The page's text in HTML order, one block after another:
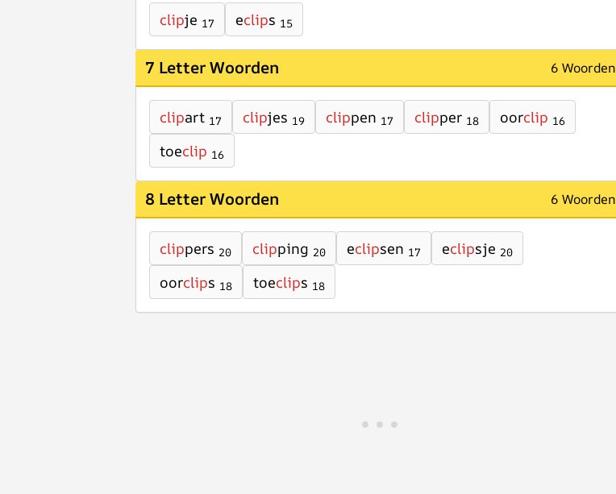
clipje 17 eclips 15
7 Letter Woorden 6 Woorden
clipart 17 clipjes 19 clippen 17 clipper 18 oorclip 16
toeclip 16
8 Letter Woorden 6 Woorden
clippers 20 clipping 20 eclipsen 17 eclipsje 20
oorclips 18 toeclips 18